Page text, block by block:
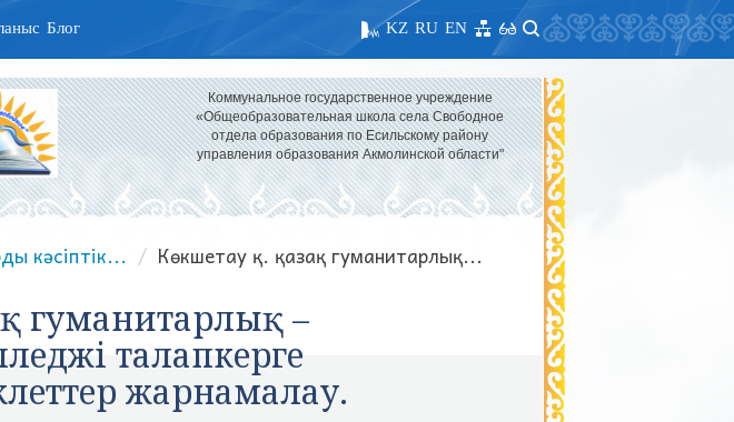
Блог EN
RU
KZ
Коммунальное государственное учреждение
«Общеобразовательная школа села Свободное
отдела образования по Есильскому району
управления образования Акмолинской области"
кәсіптік... Көкшетау қ. қазақ гуманитарлық...
гуманитарлық –
талапкерге
жарнамалау.